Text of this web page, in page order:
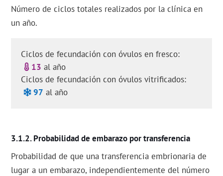
Número de ciclos totales realizados por la clínica en
un año.
Ciclos de fecundación con óvulos en fresco:
13 al año
Ciclos de fecundación con óvulos vitrificados:
97 al año
Probabilidad de embarazo por transferencia
Probabilidad de que una transferencia embrionaria de
lugar a un embarazo, independientemente del número